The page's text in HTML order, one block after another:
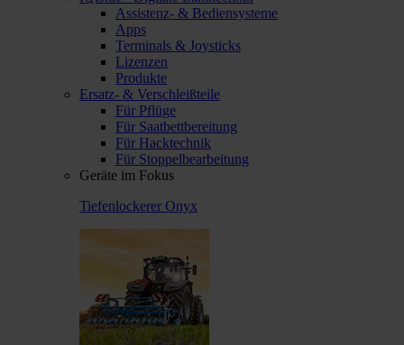
Assistenz- & Bediensysteme
Apps
Terminals & Joysticks
Lizenzen
Produkte
Ersatz- & Verschleißteile
Für Pflüge
Für Saatbettbereitung
Für Hacktechnik
Für Stoppelbearbeitung
Geräte im Fokus
Tiefenlockerer Onyx